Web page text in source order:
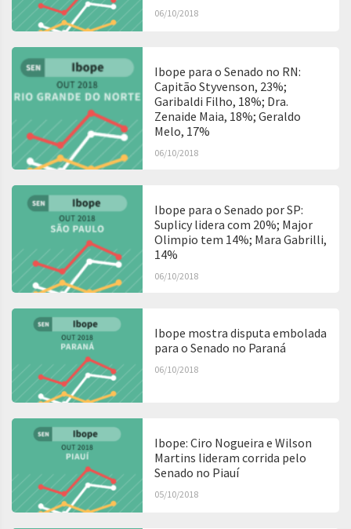
06/10/2018
Ibope para o Senado no RN:
Capitão Styvenson, 23%;
Garibaldi Filho, 18%; Dra.
Zenaide Maia, 18%; Geraldo
Melo, 17%
06/10/2018
Ibope para o Senado por SP:
Suplicy lidera com 20%; Major
Olimpio tem 14%; Mara Gabrilli,
14%
06/10/2018
Ibope mostra disputa embolada
para o Senado no Paraná
06/10/2018
Ibope: Ciro Nogueira e Wilson
Martins lideram corrida pelo
Senado no Piauí
05/10/2018